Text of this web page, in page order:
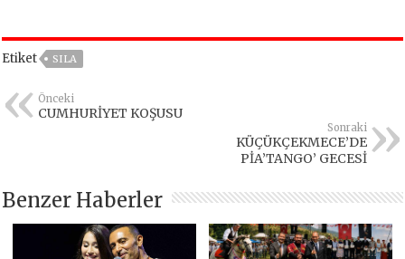
Etiket SILA
Önceki
CUMHURİYET KOŞUSU
Sonraki
KÜÇÜKÇEKMECE’DE
PİA’TANGO’ GECESİ
Benzer Haberler